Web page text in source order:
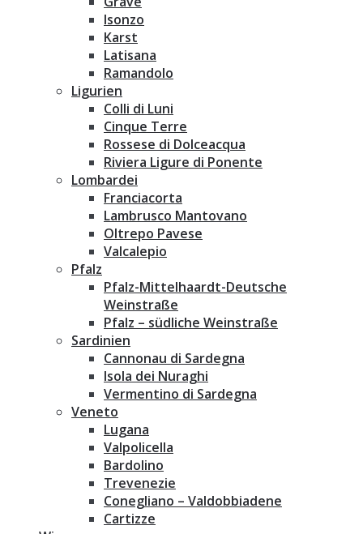
Isonzo
Karst
Latisana
Ramandolo
Ligurien
Colli di Luni
Cinque Terre
Rossese di Dolceacqua
Riviera Ligure di Ponente
Lombardei
Franciacorta
Lambrusco Mantovano
Oltrepo Pavese
Valcalepio
Pfalz
Pfalz-Mittelhaardt-Deutsche
Weinstraße
Pfalz – südliche Weinstraße
Sardinien
Cannonau di Sardegna
Isola dei Nuraghi
Vermentino di Sardegna
Veneto
Lugana
Valpolicella
Bardolino
Trevenezie
Conegliano – Valdobbiadene
Cartizze